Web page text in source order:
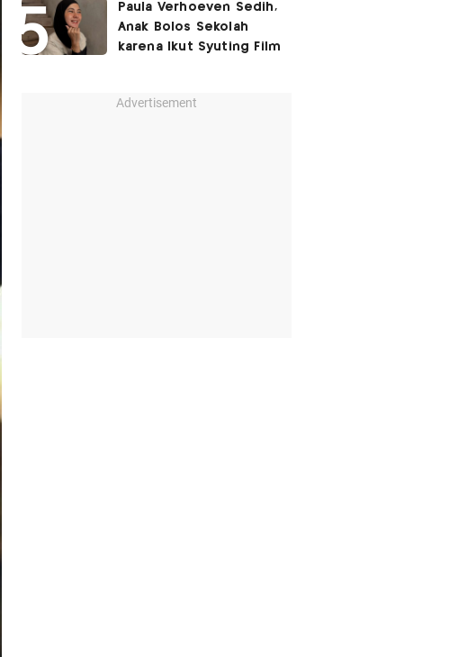
Paula Verhoeven Sedih,
Anak Bolos Sekolah
karena Ikut Syuting Film
Advertisement